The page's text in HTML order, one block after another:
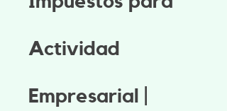
Actividad
Empresarial |